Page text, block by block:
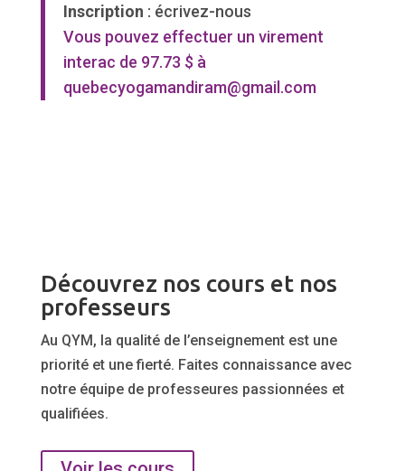
Inscription : écrivez-nous
Vous pouvez effectuer un virement
interac de 97.73 $ à
quebecyogamandiram@gmail.com
Découvrez nos cours et nos
professeurs
Au QYM, la qualité de l’enseignement est une
priorité et une fierté. Faites connaissance avec
notre équipe de professeures passionnées et
qualifiées.